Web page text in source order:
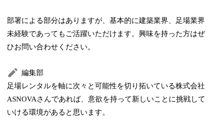
部署による部分はありますが、基本的に建築業界、足場業界
未経験であってもご活躍いただけます。興味を持った方はぜ
ひお問い合わせください。
編集部
足場レンタルを軸に次々と可能性を切り拓いている株式会社
ASNOVAさんであれば、意欲を持って新しいことに挑戦して
いける環境があると思います。